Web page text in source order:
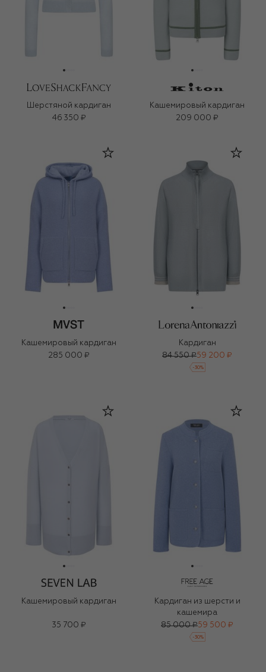
Шерстяной кардиган
46 350 ₽
Кашемировый кардиган
209 000 ₽
Кашемировый кардиган
285 000 ₽
Кардиган
84 550 ₽59 200 ₽
-30%
Кашемировый кардиган
35 700 ₽
Кардиган из шерсти и
кашемира
85 000 ₽59 500 ₽
-30%